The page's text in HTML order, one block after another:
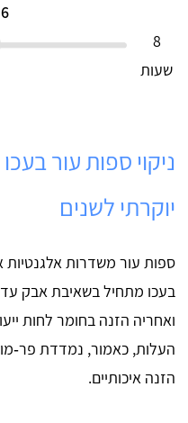
6 שעות
8
שעות
ניקוי ספות עור
יוקרתי לשנים
ספות עור משדרות אלגנטיות
ואחריה הזנה בחומר לחות
הזנה איכותיים.